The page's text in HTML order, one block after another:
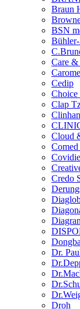
Braun
BSN
Care &
Cedip
Clap
Cloud
Credo
Dr.
Droh